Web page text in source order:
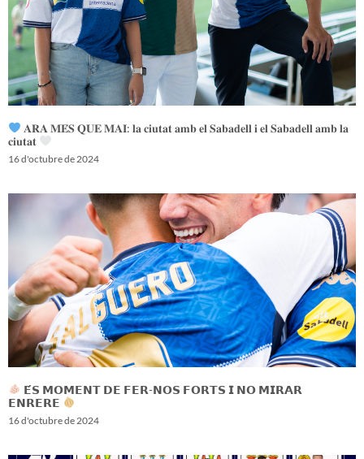
𝐀𝐑𝐀 𝐌𝐄́𝐒 𝐐𝐔𝐄 𝐌𝐀𝐈: 𝐥𝐚 𝐜𝐢𝐮𝐭𝐚𝐭 𝐚𝐦𝐛 𝐞𝐥 𝐒𝐚𝐛𝐚𝐝𝐞𝐥𝐥 𝐢 𝐞𝐥 𝐒𝐚𝐛𝐚𝐝𝐞𝐥𝐥 𝐚𝐦𝐛 𝐥𝐚
𝐜𝐢𝐮𝐭𝐚𝐭
16 d'octubre de 2024
𝗘́𝗦 𝗠𝗢𝗠𝗘𝗡𝗧 𝗗𝗘 𝗙𝗘𝗥-𝗡𝗢𝗦 𝗙𝗢𝗥𝗧𝗦 𝗜 𝗡𝗢 𝗠𝗜𝗥𝗔𝗥
𝗘𝗡𝗥𝗘𝗥𝗘
16 d'octubre de 2024